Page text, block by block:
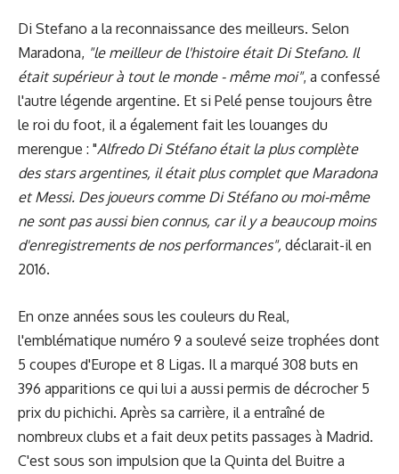
Di Stefano a la reconnaissance des meilleurs. Selon
Maradona, "le meilleur de l'histoire était Di Stefano. Il
était supérieur à tout le monde - même moi", a confessé
l'autre légende argentine. Et si Pelé pense toujours être
le roi du foot, il a également fait les louanges du
merengue : "Alfredo Di Stéfano était la plus complète
des stars argentines, il était plus complet que Maradona
et Messi. Des joueurs comme Di Stéfano ou moi-même
ne sont pas aussi bien connus, car il y a beaucoup moins
d'enregistrements de nos performances", déclarait-il en
2016.
En onze années sous les couleurs du Real,
l'emblématique numéro 9 a soulevé seize trophées dont
5 coupes d'Europe et 8 Ligas. Il a marqué 308 buts en
396 apparitions ce qui lui a aussi permis de décrocher 5
prix du pichichi. Après sa carrière, il a entraîné de
nombreux clubs et a fait deux petits passages à Madrid.
C'est sous son impulsion que la Quinta del Buitre a